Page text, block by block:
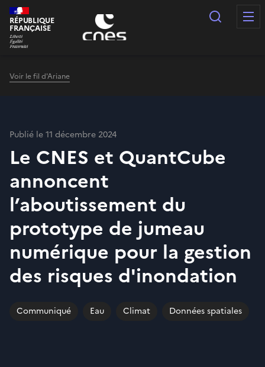
Panneau de gestion des cookies
RÉPUBLIQUE
FRANÇAISE
Voir le fil d'Ariane
Publié le 11 décembre 2024
Le CNES et QuantCube
annoncent
l’aboutissement du
prototype de jumeau
numérique pour la gestion
des risques d'inondation
Communiqué Eau Climat Données spatiales